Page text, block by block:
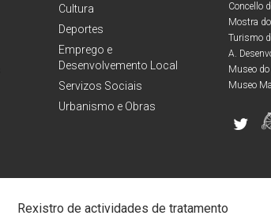
Cultura
Deportes
Emprego e
Desenvolvemento Local
Servizos Sociais
Urbanismo e Obras
Concello
Mostra
Turismo
A.
Museo
Museo
Rexistro de actividades de tratamento